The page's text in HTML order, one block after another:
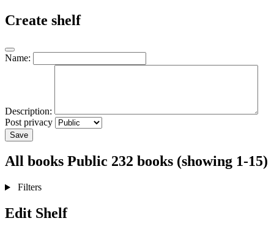
Create shelf
Name:
Description:
Post privacy
Save
All books Public 232 books (showing 1-15)
Filters
Edit Shelf